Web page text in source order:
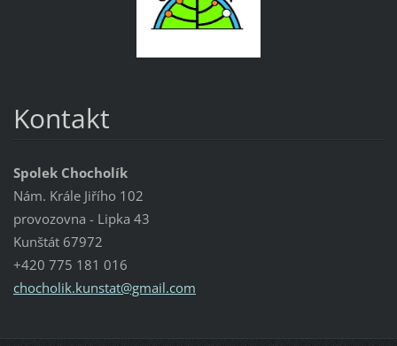
Kontakt
Spolek Chocholík
Nám. Krále Jiřího 102
provozovna - Lipka 43
Kunštát 67972
+420 775 181 016
chocholik.kunstat@gmail.com